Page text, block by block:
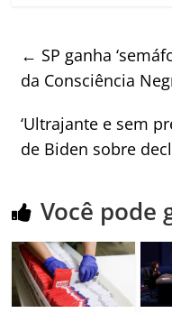
← SP ganha
da Consciência
‘Ultrajante e sem
de Biden sobre
Você pode